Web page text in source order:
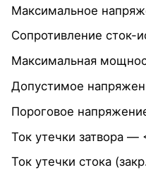
Максимальное
Сопротивление сток-
Максимальная
Допустимое
Пороговое
Ток утечки затвора —
Ток утечки стока